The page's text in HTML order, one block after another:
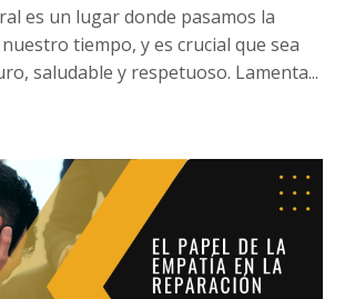
es un lugar donde pasamos la
tiempo, y es crucial que sea
saludable y respetuoso. Lamenta...